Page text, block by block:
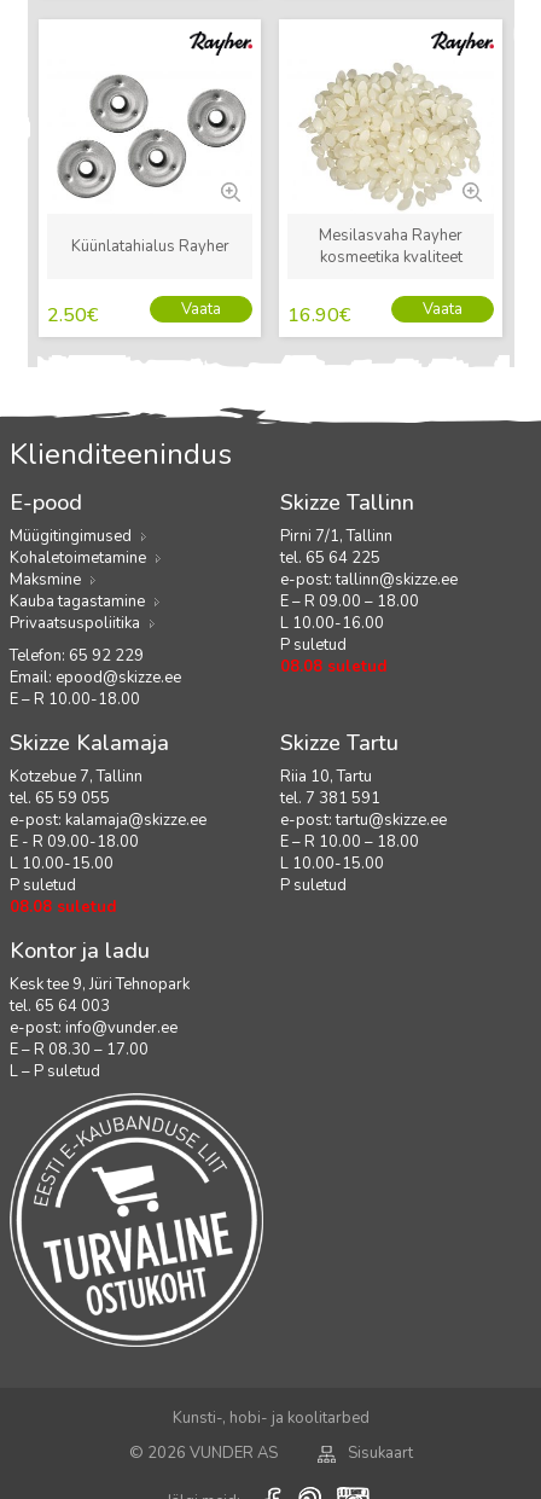
Küünlatahialus Rayher
2.50€ Vaata
Mesilasvaha Rayher
kosmeetika kvaliteet
16.90€ Vaata
Klienditeenindus
E-pood
Müügitingimused
Kohaletoimetamine
Maksmine
Kauba tagastamine
Privaatsuspoliitika
Telefon: 65 92 229
Email: epood@skizze.ee
E – R 10.00-18.00
Skizze Tallinn
Pirni 7/1, Tallinn
tel. 65 64 225
e-post:tallinn@skizze.ee
E – R 09.00 – 18.00
L 10.00-16.00
P suletud
08.08 suletud
Skizze Kalamaja
Kotzebue 7, Tallinn
tel. 65 59 055
e-post: kalamaja@skizze.ee
E - R 09.00-18.00
L 10.00-15.00
P suletud
08.08 suletud
Skizze Tartu
Riia 10, Tartu
tel. 7 381 591
e-post:tartu@skizze.ee
E – R 10.00 – 18.00
L 10.00-15.00
P suletud
Kontor ja ladu
Kesk tee 9, Jüri Tehnopark
tel. 65 64 003
e-post: info@vunder.ee
E – R 08.30 – 17.00
L – P suletud
Kunsti-, hobi- ja koolitarbed
© 2026 VUNDER AS
Sisukaart